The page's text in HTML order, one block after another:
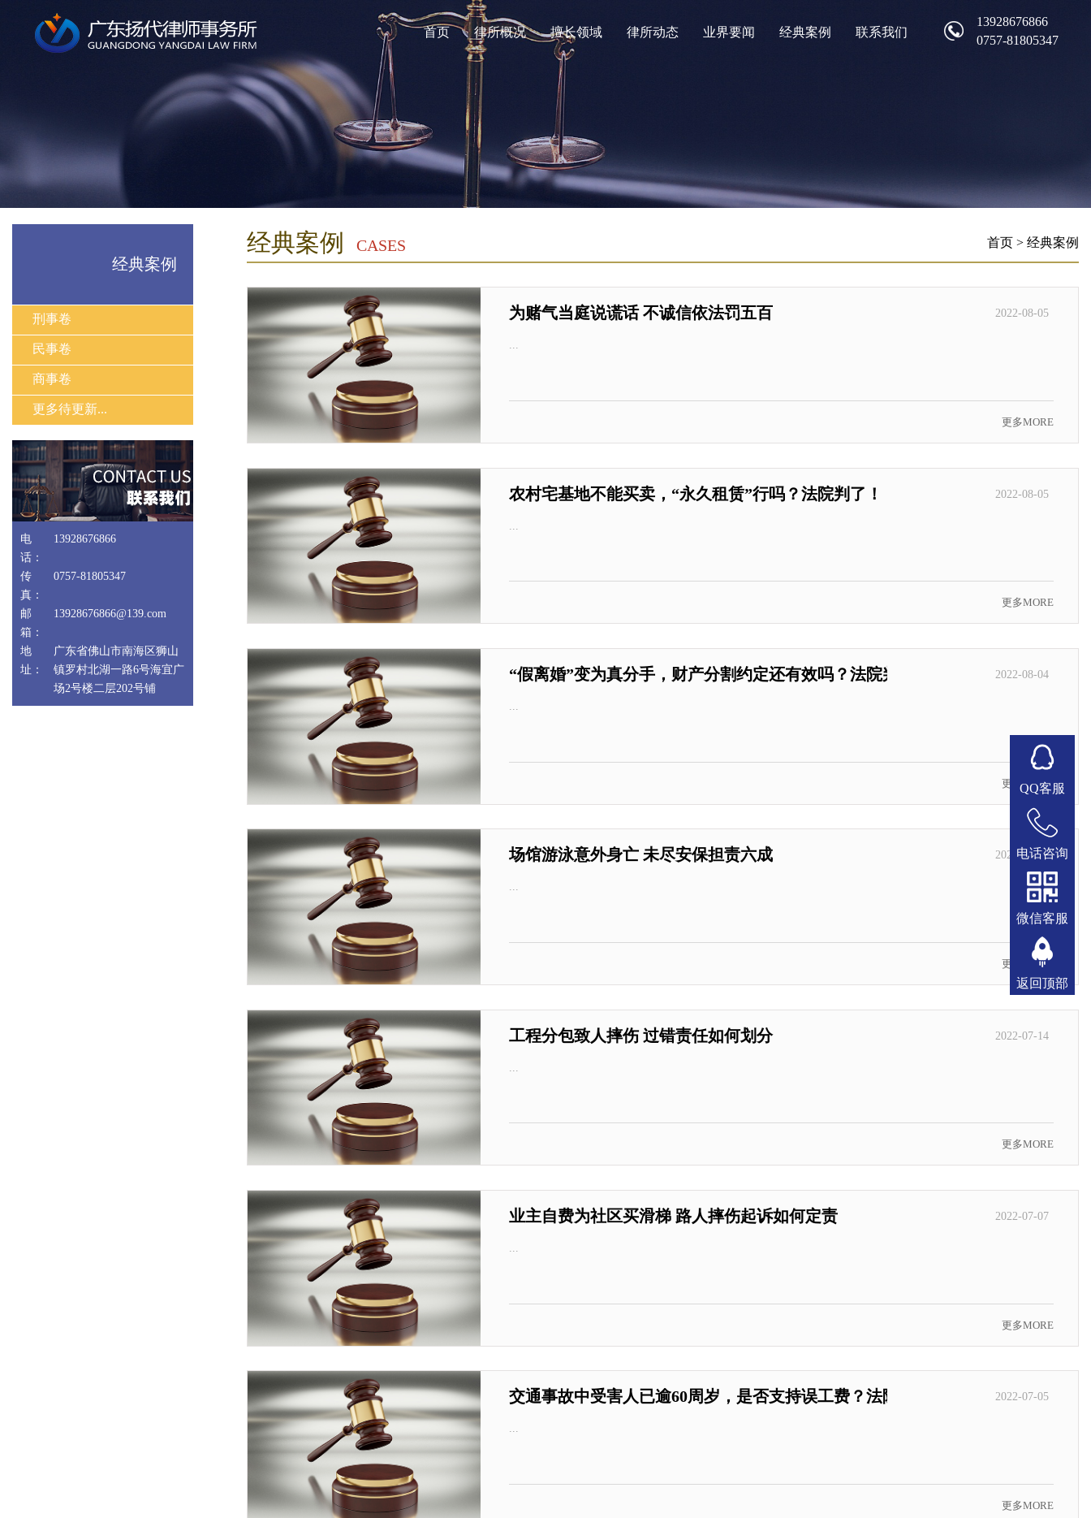
13928676866
0757-81805347
首页 律所概况 擅长领域 律所动态 业界要闻 经典案例 联系我们
QQ客服
电话咨询
微信客服
返回顶部
经典案例
刑事卷
民事卷
商事卷
更多待更新...
电
话：
13928676866
传
真：
0757-81805347
邮
箱：
13928676866@139.com
地
址：
广东省佛山市南海区狮山
镇罗村北湖一路6号海宜广
场2号楼二层202号铺
经典案例 CASES 首页 > 经典案例
为赌气当庭说谎话 不诚信依法罚五百 2022-08-05
...
更多MORE
农村宅基地不能买卖，“永久租赁”行吗？法院判了！ 2022-08-05
更多MORE
“假离婚”变为真分手，财产分割约定还有效吗？法院判了！ 2022-08-04
...
更多MORE
场馆游泳意外身亡 未尽安保担责六成 2022-08-04
...
更多MORE
工程分包致人摔伤 过错责任如何划分 2022-07-14
更多MORE
业主自费为社区买滑梯 路人摔伤起诉如何定责 2022-07-07
...
更多MORE
交通事故中受害人已逾60周岁，是否支持误工费？法院判了！ 2022-07-05
...
更多MORE